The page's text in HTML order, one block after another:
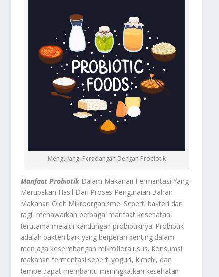
Mengurangi Peradangan Dengan Probiotik
Manfaat ProbiotikDalam Makanan Fermentasi Yang
Merupakan Hasil Dari Proses Penguraian Bahan
Makanan Oleh Mikroorganisme. Seperti bakteri dan
ragi, menawarkan berbagai manfaat kesehatan,
terutama melalui kandungan probiotiknya. Probiotik
adalah bakteri baik yang berperan penting dalam
menjaga keseimbangan mikroflora usus. Konsumsi
makanan fermentasi seperti yogurt, kimchi, dan
tempe dapat membantu meningkatkan kesehatan